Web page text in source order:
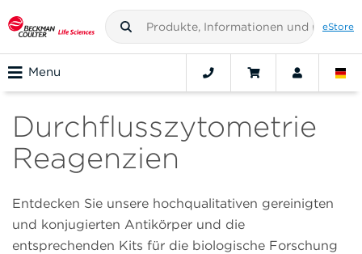
eStore
Menu
Durchflusszytometrie
Reagenzien
Entdecken Sie unsere hochqualitativen gereinigten
und konjugierten Antikörper und die
entsprechenden Kits für die biologische Forschung